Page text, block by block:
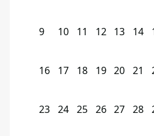
9 10 11 12 13 14
16 17 18 19 20 21
23 24 25 26 27 28